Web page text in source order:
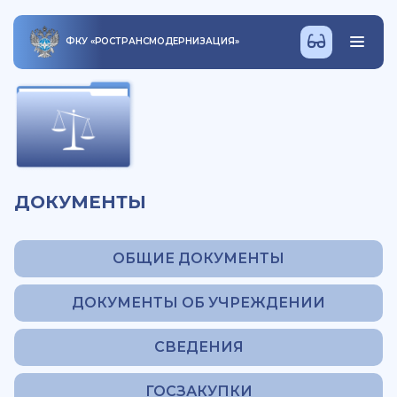
ФКУ «РОСТРАНСМОДЕРНИЗАЦИЯ»
ДОКУМЕНТЫ
ОБЩИЕ ДОКУМЕНТЫ
ДОКУМЕНТЫ ОБ УЧРЕЖДЕНИИ
СВЕДЕНИЯ
ГОСЗАКУПКИ